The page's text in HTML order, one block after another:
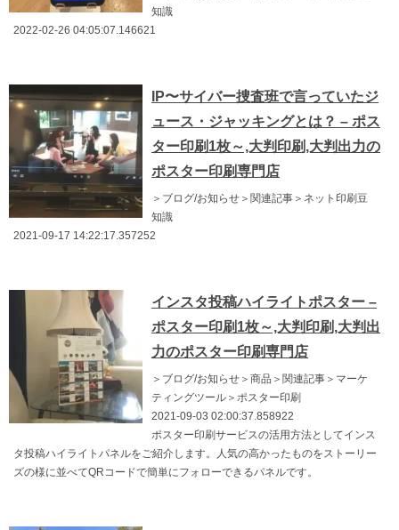
知識
2022-02-26 04:05:07.146621
IP〜サイバー捜査班で言っていたジ
ュース・ジャッキングとは？ – ポス
ター印刷1枚～,大判印刷,大判出力の
ポスター印刷専門店
＞ブログ/お知らせ＞関連記事＞ネット印刷豆
知識
2021-09-17 14:22:17.357252
インスタ投稿ハイライトポスター –
ポスター印刷1枚～,大判印刷,大判出
力のポスター印刷専門店
＞ブログ/お知らせ＞商品＞関連記事＞マーケ
ティングツール＞ポスター印刷
2021-09-03 02:00:37.858922
ポスター印刷サービスの活用方法としてインス
タ投稿ハイライトパネルをご紹介します。人気の高かったものをストーリー
ズの様に並べてQRコードで簡単にフォローできるパネルです。